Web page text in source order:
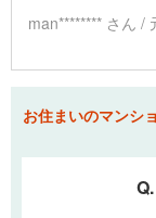
man******** さん /
お住まいのマンシ